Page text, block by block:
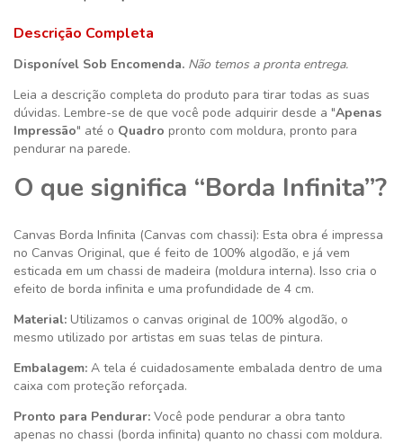
Descrição Completa
Disponível Sob Encomenda. Não temos a pronta entrega.
Leia a descrição completa do produto para tirar todas as suas
dúvidas. Lembre-se de que você pode adquirir desde a "Apenas
Impressão" até o Quadro pronto com moldura, pronto para
pendurar na parede.
O que significa “Borda Infinita”?
Canvas Borda Infinita (Canvas com chassi): Esta obra é impressa
no Canvas Original, que é feito de 100% algodão, e já vem
esticada em um chassi de madeira (moldura interna). Isso cria o
efeito de borda infinita e uma profundidade de 4 cm.
Material: Utilizamos o canvas original de 100% algodão, o
mesmo utilizado por artistas em suas telas de pintura.
Embalagem: A tela é cuidadosamente embalada dentro de uma
caixa com proteção reforçada.
Pronto para Pendurar: Você pode pendurar a obra tanto
apenas no chassi (borda infinita) quanto no chassi com moldura.